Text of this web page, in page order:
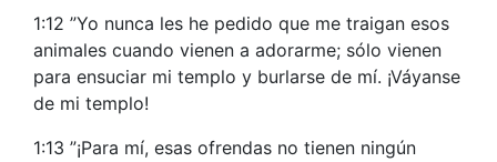
1:12 ”Yo nunca les he pedido que me traigan esos
animales cuando vienen a adorarme; sólo vienen
para ensuciar mi templo y burlarse de mí. ¡Váyanse
de mi templo!
1:13 ”¡Para mí, esas ofrendas no tienen ningún